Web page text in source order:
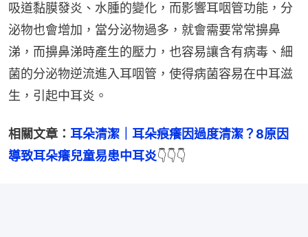
吸道黏膜發炎、水腫的變化，而影響耳咽管功能，分
泌物也會增加，當分泌物過多，就會需要常常擤鼻
涕，而擤鼻涕時產生的壓力，也容易讓含有病毒、細
菌的分泌物逆流進入耳咽管，使得病菌容易在中耳滋
生，引起中耳炎。
相關文章： 耳朵清潔｜耳朵痕癢因過度清潔？8原因
導致耳朵癢兒童易患中耳炎👇👇👇